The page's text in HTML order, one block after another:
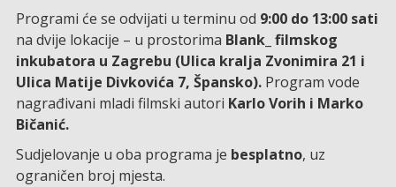
Programi će se odvijati u terminu od 9:00 do 13:00 sati
na dvije lokacije – u prostorima Blank_ filmskog
inkubatora u Zagrebu (Ulica kralja Zvonimira 21 i
Ulica Matije Divkovića 7, Špansko).Program vode
nagrađivani mladi filmski autori Karlo Vorih i Marko
Bičanić.
Sudjelovanje u oba programa je besplatno, uz
ograničen broj mjesta.